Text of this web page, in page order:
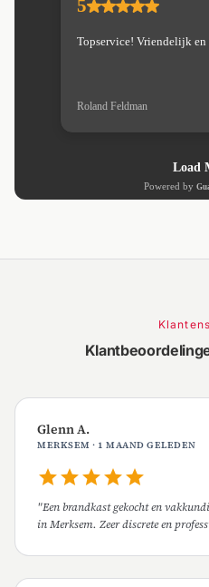
Glenn A.
MERKSEM · 1 MAAND GELEDEN
starstarstarstarstar
"Een brandkast gekocht en
in Merksem. Zeer discrete en